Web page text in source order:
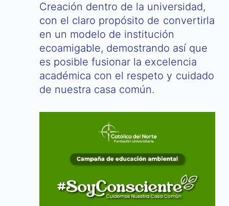
Creación dentro de la universidad,
con el claro propósito de convertirla
en un modelo de institución
ecoamigable, demostrando así que
es posible fusionar la excelencia
académica con el respeto y cuidado
de nuestra casa común.